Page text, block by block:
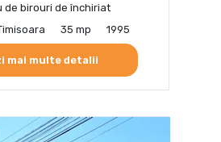
de birouri de închiriat
35 mp 1995
mai multe detalii